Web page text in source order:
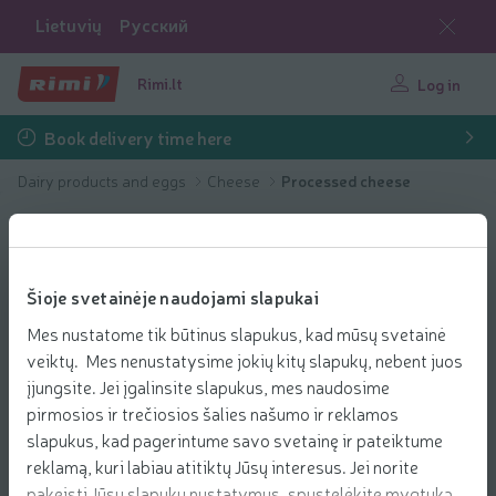
Šioje svetainėje naudojami slapukai
Mes nustatome tik būtinus slapukus, kad mūsų svetainė
veiktų. Mes nenustatysime jokių kitų slapukų, nebent juos
įjungsite. Jei įgalinsite slapukus, mes naudosime
pirmosios ir trečiosios šalies našumo ir reklamos
slapukus, kad pagerintume savo svetainę ir pateiktume
reklamą, kuri labiau atitiktų Jūsų interesus. Jei norite
Lietuvių Русский
Rimi.lt Log in
Book delivery time here
Dairy products and eggs Cheese Processed cheese